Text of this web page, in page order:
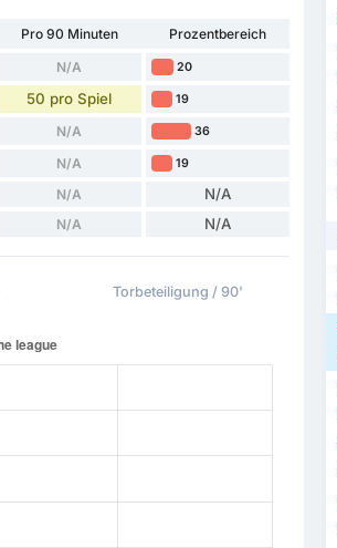
Pro 90 Minuten
Prozentbereich
N/A 20
50 pro Spiel 19
N/A 36
N/A 19
N/A N/A
N/A N/A
Torbeteiligung / 90'